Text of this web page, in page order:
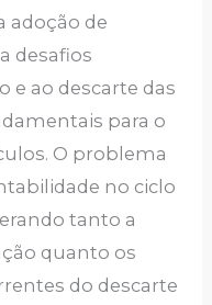
adoção de
desafios
e ao descarte das
para o
O problema
no ciclo
tanto a
quanto os
do descarte